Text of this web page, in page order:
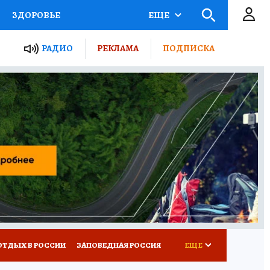
ЗДОРОВЬЕ
ПРОЕКТЫ РОССИИ
ПУТЕВОДИТЕЛЬ
ТУРИЗМ
ПОТРЕБИТЕЛЯ ВСЕ О КП
ЕЩЕ
РАДИО РЕКЛАМА ПОДПИСКА
В РОССИИ ЗАПОВЕДНАЯ РОССИЯ ЕЩЕ